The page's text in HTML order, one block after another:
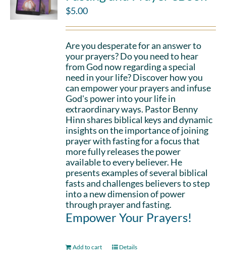
$5.00
Are you desperate for an answer to
your prayers? Do you need to hear
from God now regarding a special
need in your life? Discover how you
can empower your prayers and infuse
God's power into your life in
extraordinary ways. Pastor Benny
Hinn shares biblical keys and dynamic
insights on the importance of joining
prayer with fasting for a focus that
more fully releases the power
available to every believer. He
presents examples of several biblical
fasts and challenges believers to step
into a new dimension of power
through prayer and fasting.
Empower Your Prayers!
Add to cart Details